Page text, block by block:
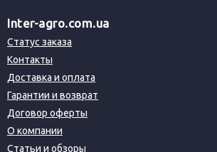
Inter-agro.com.ua
Статус заказа
Контакты
Доставка и оплата
Гарантии и возврат
Договор оферты
О компании
Статьи и обзоры